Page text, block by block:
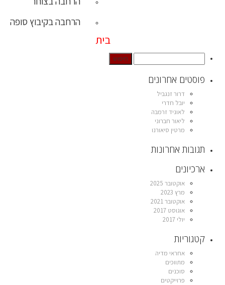
הרחבה בקיבוץ סופה
בית
פוסטים אחרונים
דרור זנגביל
יובל חדרי
לאוניד זרמבה
ליאור חברוני
מרטין סיאורנו
תגובות אחרונות
ארכיונים
אוקטובר 2025
מרץ 2023
אוקטובר 2021
אוגוסט 2017
יולי 2017
קטגוריות
אחראי מדיה
מתווכים
סוכנים
פרוייקטים